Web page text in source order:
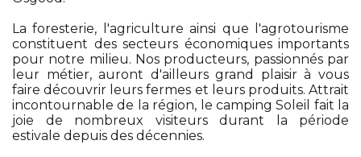
La foresterie, l'agriculture ainsi que l'agrotourisme
constituent des secteurs économiques importants
pour notre milieu. Nos producteurs, passionnés par
leur métier, auront d'ailleurs grand plaisir à vous
faire découvrir leurs fermes et leurs produits. Attrai­t
incontournable de la région, le camping Soleil fait la
joie de nombreux visiteurs durant la période
estivale depuis des décennies.